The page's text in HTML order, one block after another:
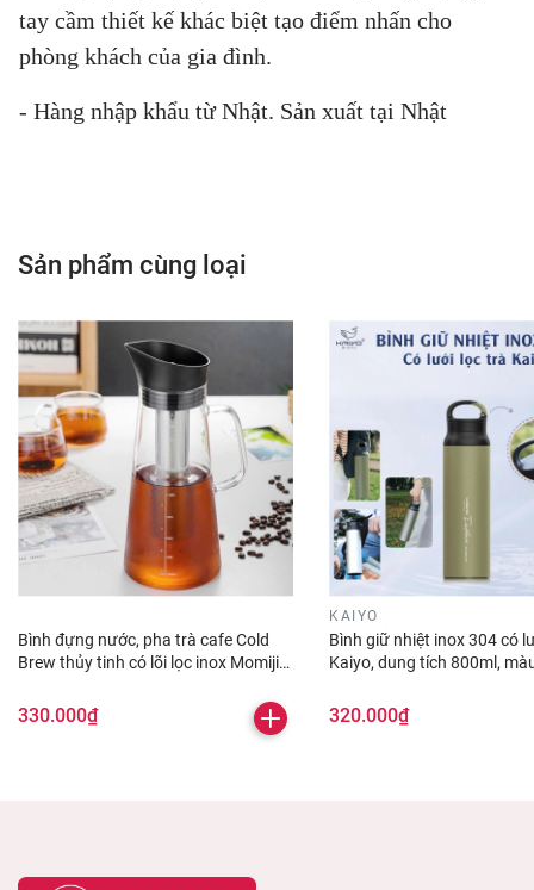
tay cầm thiết kế khác biệt tạo điểm nhấn cho
phòng khách của gia đình.
- Hàng nhập khẩu từ Nhật. Sản xuất tại Nhật
Sản phẩm cùng loại
Bình đựng nước, pha trà cafe Cold
Brew thủy tinh có lõi lọc inox Momiji
330.000₫
KAIYO
Bình giữ nhiệt inox 304 có
Kaiyo, dung tích 800ml,
320.000₫